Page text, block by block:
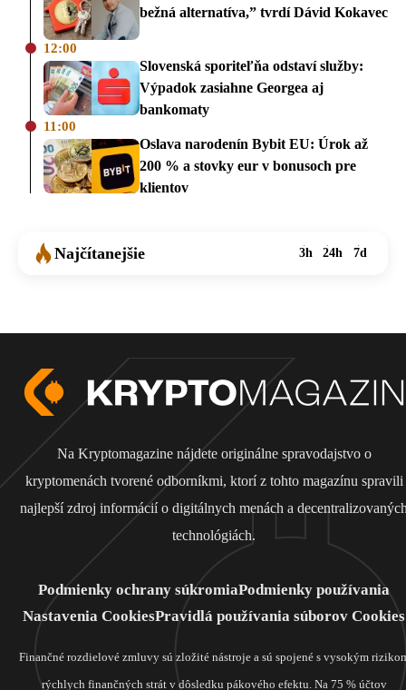
bežná alternatíva,” tvrdí Dávid Kokavec
12:00
Slovenská sporiteľňa odstaví služby:
Výpadok zasiahne Georgea aj
bankomaty
11:00
Oslava narodenín Bybit EU: Úrok až
200 % a stovky eur v bonusoch pre
klientov
Najčítanejšie 3h 24h 7d
Na Kryptomagazine nájdete originálne spravodajstvo o
kryptomenách tvorené odborníkmi, ktorí z tohto magazínu spravili
najlepší zdroj informácií o digitálnych menách a
technológiách.
Podmienky ochrany súkromiaPodmienky používania
Nastavenia CookiesPravidlá používania súborov Cookies
Finančné rozdielové zmluvy sú zložité nástroje a sú spojené s vysokým
rýchlych finančných strát v dôsledku pákového efektu. Na 75 % účtov